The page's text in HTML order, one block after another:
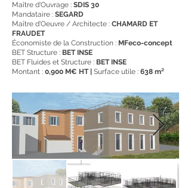
Maître d'Ouvrage : SDIS 30
Mandataire : SEGARD
Maître d'Oeuvre / Architecte : CHAMARD ET
FRAUDET
Économiste de la Construction : MFeco-concept
BET Structure : BET INSE
BET Fluides et Structure : BET INSE
Montant : 0,900 M€ HT | Surface utile : 638 m²